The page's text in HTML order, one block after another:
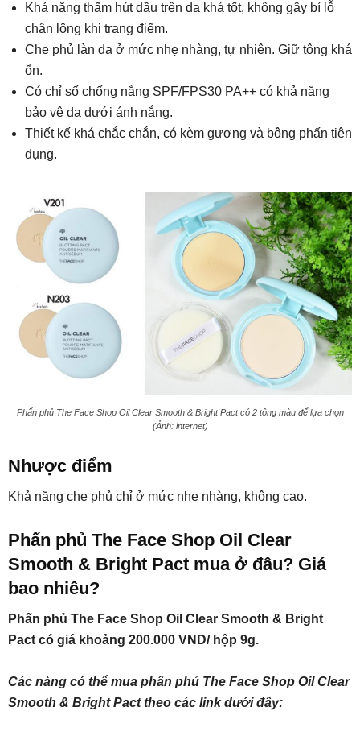
Khả năng thấm hút dầu trên da khá tốt, không gây bí lỗ
chân lông khi trang điểm.
Che phủ làn da ở mức nhẹ nhàng, tự nhiên. Giữ tông khá
ổn.
Có chỉ số chống nắng SPF/FPS30 PA++ có khả năng
bảo vệ da dưới ánh nắng.
Thiết kế khá chắc chắn, có kèm gương và bông phấn tiện
dụng.
Phấn phủ The Face Shop Oil Clear Smooth & Bright Pact có 2 tông màu để lựa chọn
(Ảnh: internet)
Nhược điểm
Khả năng che phủ chỉ ở mức nhẹ nhàng, không cao.
Phấn phủ The Face Shop Oil Clear
Smooth & Bright Pact mua ở đâu? Giá
bao nhiêu?
Phấn phủ The Face Shop Oil Clear Smooth & Bright
Pact có giá khoảng 200.000 VND/ hộp 9g.
Các nàng có thể mua phấn phủ The Face Shop Oil Clear
Smooth & Bright Pact theo các link dưới đây: